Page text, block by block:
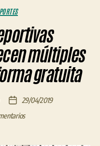
múltiples
gratuita
Fecha
de
29/04/2019
en